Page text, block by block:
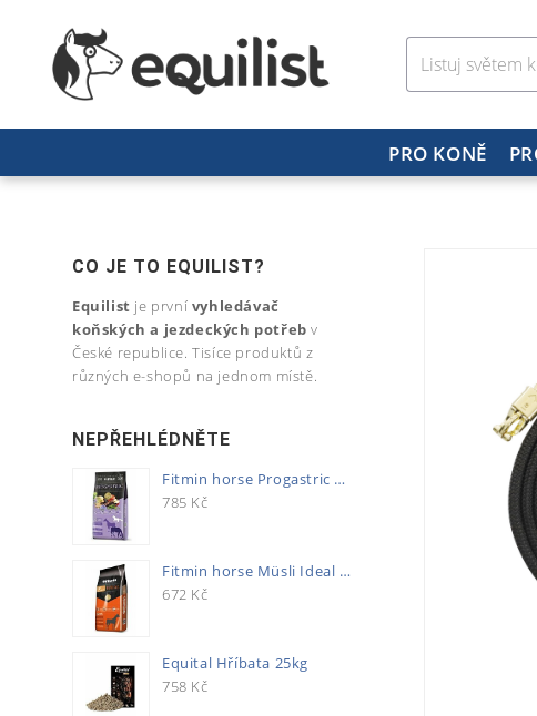
PRO KONĚ
CO JE TO EQUILIST?
Equilist je první vyhledávač
koňských a jezdeckých potřeb v
České republice. Tisíce produktů z
různých e-shopů na jednom místě.
NEPŘEHLÉDNĚTE
Fitmin horse Progastric 20kg
785 Kč
Fitmin horse Müsli Ideal 20kg
672 Kč
Equital Hříbata 25kg
758 Kč